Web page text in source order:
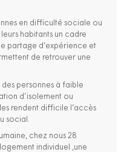
en difficulté sociale ou
habitants un cadre
partage d’expérience et
de retrouver une
personnes à faible
d’isolement ou
rendent difficile l’accès
social.
chez nous 28
individuel ,une